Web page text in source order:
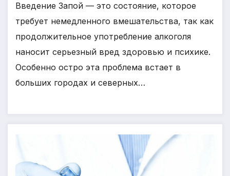
Введение Запой — это состояние, которое
требует немедленного вмешательства, так как
продолжительное употребление алкоголя
наносит серьезный вред здоровью и психике.
Особенно остро эта проблема встает в
больших городах и северных…